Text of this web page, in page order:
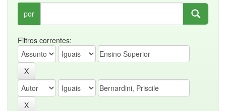
por
Filtros correntes: